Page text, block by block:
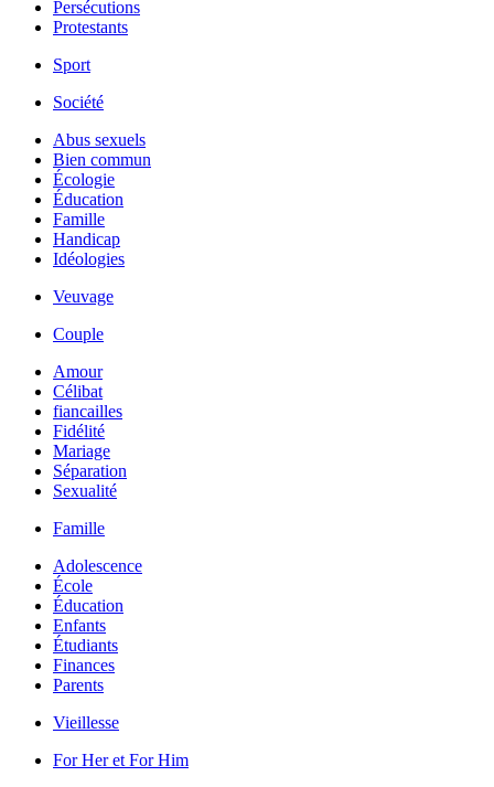
Persécutions
Protestants
Sport
Société
Abus sexuels
Bien commun
Écologie
Éducation
Famille
Handicap
Idéologies
Veuvage
Couple
Amour
Célibat
fiancailles
Fidélité
Mariage
Séparation
Sexualité
Famille
Adolescence
École
Éducation
Enfants
Étudiants
Finances
Parents
Vieillesse
For Her et For Him